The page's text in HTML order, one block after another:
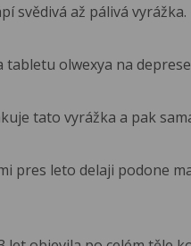
svědivá až pálivá vyrážka.
olwexya na
tato vyrážka a pak
pres leto delaji podone